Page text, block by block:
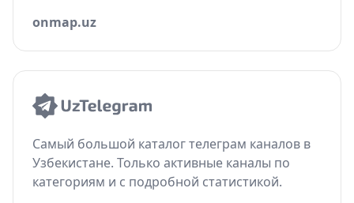
onmap.uz
Самый большой каталог телеграм каналов в
Узбекистане. Только активные каналы по
категориям и с подробной статистикой.